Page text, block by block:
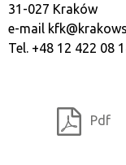
31-027 Kraków
e-mail
Tel. +48 12 422 08
Pdf